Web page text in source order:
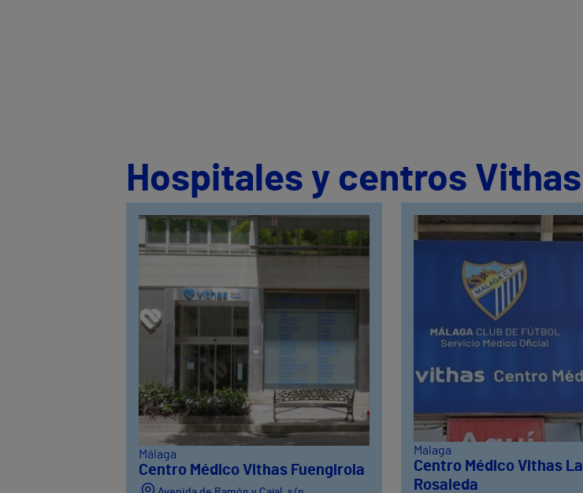
Hospitales y centros Vithas
Málaga
Centro Médico Vithas Fuengirola
Málaga
Centro Médico Vithas La
Rosaleda